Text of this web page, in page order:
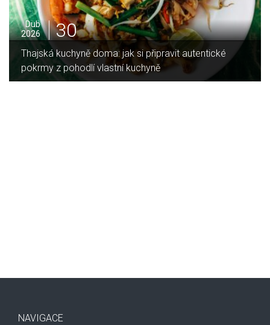
si připravit autentické
Led
2026
16
Jaký je rozdíl mezi indukční a
deskou?
NAVIGACE